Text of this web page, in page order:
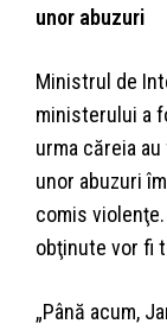
unor abuzuri
Ministrul de
ministerului a
urma căreia
unor abuzuri
comis
obţinute vor fi
„Până acum,